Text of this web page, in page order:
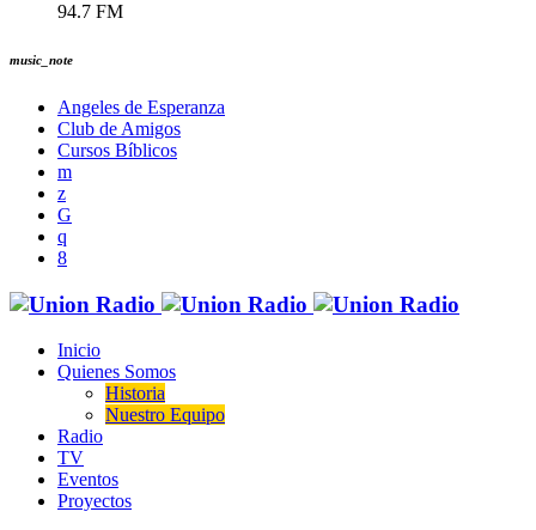
94.7 FM
music_note
Angeles de Esperanza
Club de Amigos
Cursos Bíblicos
Inicio
Quienes Somos
Historia
Nuestro Equipo
Radio
TV
Eventos
Proyectos